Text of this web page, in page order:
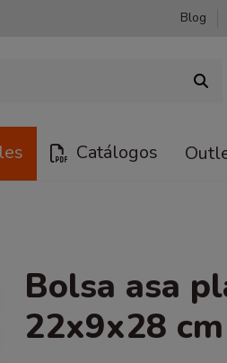
Blog
Catálogos
Bolsa asa
22x9x28